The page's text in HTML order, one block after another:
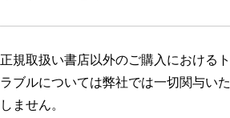
正規取扱い書店以外のご購入におけるト
ラブルについては弊社では一切関与いた
しません。